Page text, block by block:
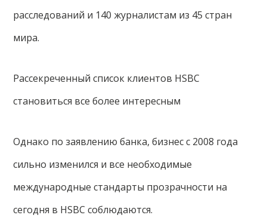
расследований и 140 журналистам из 45 стран
мира.
Рассекреченный список клиентов HSBC
становиться все более интересным
Однако по заявлению банка, бизнес с 2008 года
сильно изменился и все необходимые
международные стандарты прозрачности на
сегодня в HSBC соблюдаются.